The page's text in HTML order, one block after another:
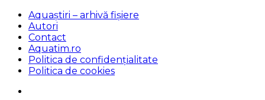
Aquaștiri – arhivă fișiere
Autori
Contact
Aquatim.ro
Politica de confidențialitate
Politica de cookies